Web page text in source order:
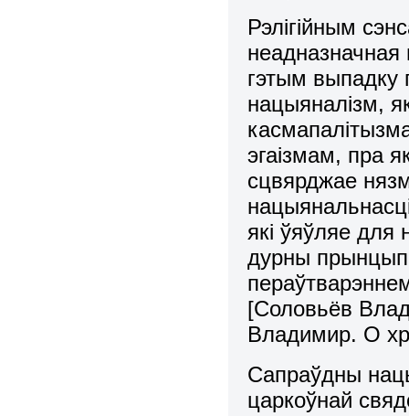
Рэлігійным
гэтым выпадку
нацыяналізм,
эгаізмам, пра
сцвярджае
які ўяўляе для
дурны прынцып,
[Соловьёв
Владимир. О
Сапраўдны
царкоўнай